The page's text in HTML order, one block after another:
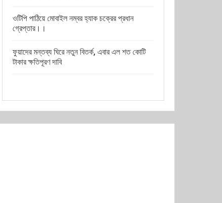
ওটিপি পাঠিয়ে মোবাইল নম্বর হ্যাক চক্রের প্রধান
গ্রেপ্তার।।
ফুয়াদের মন্তব্য ঘিরে নতুন বিতর্ক, এবার এল শত কোটি
টাকার ক্ষতিপূরণ দাবি